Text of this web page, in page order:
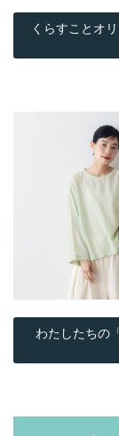
くらすことオ
わたしたちの